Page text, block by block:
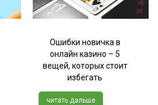
Ошибки новичка в
онлайн казино – 5
вещей, которых стоит
избегать
читать дальше